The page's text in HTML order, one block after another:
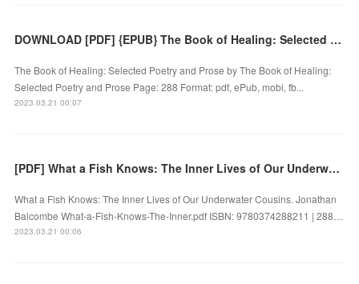
DOWNLOAD [PDF] {EPUB} The Book of Healing: Selected Poetry and Prose by
The Book of Healing: Selected Poetry and Prose by The Book of Healing:
Selected Poetry and Prose Page: 288 Format: pdf, ePub, mobi, fb...
2023.03.21 00:07
[PDF] What a Fish Knows: The Inner Lives of Our Underwater Cousins by Jonathan Balcombe
What a Fish Knows: The Inner Lives of Our Underwater Cousins. Jonathan
Balcombe What-a-Fish-Knows-The-Inner.pdf ISBN: 9780374288211 | 288…
2023.03.21 00:06